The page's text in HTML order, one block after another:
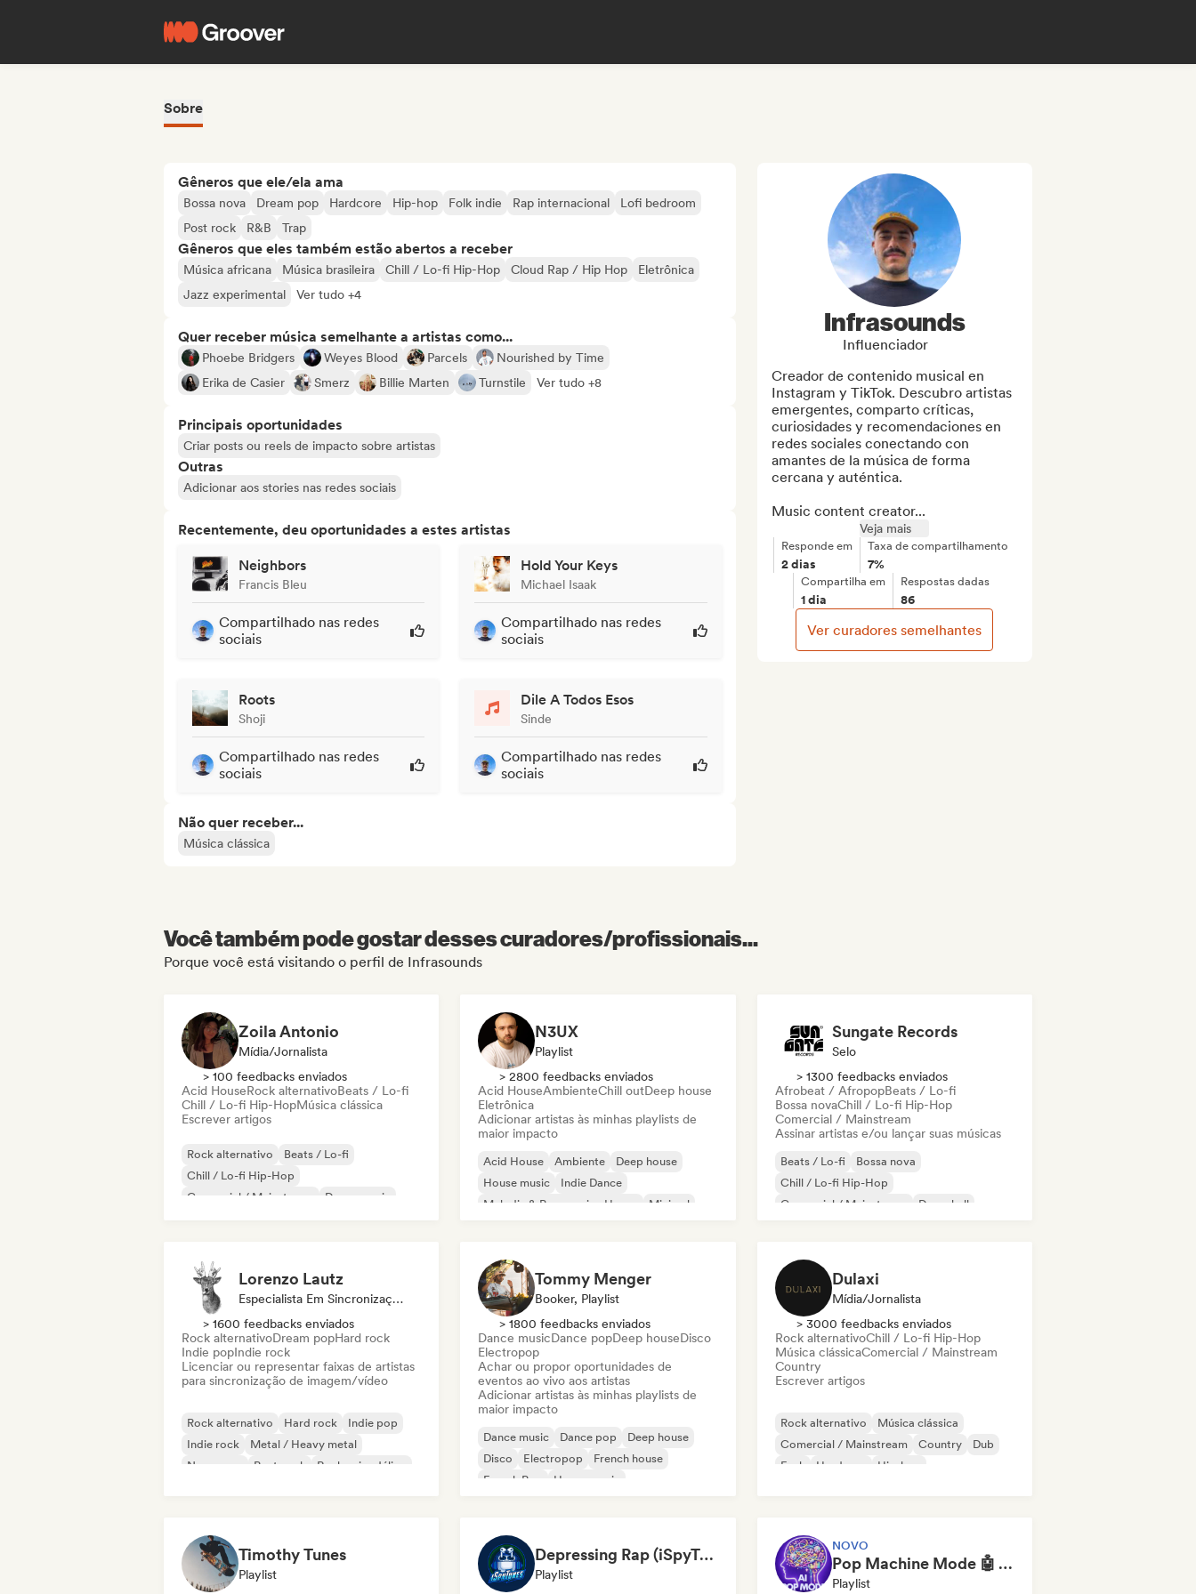
Sobre
Gêneros que ele/ela ama
Bossa nova Dream pop Hardcore Hip-hop Folk indie Rap internacional
Lofi bedroom
Post rock
R&B Trap
Gêneros que eles também estão abertos a receber
Música africana Música brasileira Chill / Lo-fi Hip-Hop Cloud Rap / Hip Hop
Eletrônica
Jazz experimental
Ver tudo +4
Quer receber música semelhante a artistas como...
Phoebe Bridgers Weyes Blood Parcels
Nourished by Time
Erika de Casier
Smerz Billie Marten Turnstile Ver tudo +8
Principais oportunidades
Criar posts ou reels de impacto sobre artistas
Outras
Adicionar aos stories nas redes sociais
Recentemente, deu oportunidades a estes artistas
Neighbors
Francis Bleu
Compartilhado nas redes
sociais
Hold Your Keys
Michael Isaak
Compartilhado nas redes
sociais
Roots
Shoji
Compartilhado nas redes
sociais
Dile A Todos Esos
Sinde
Compartilhado nas redes
sociais
Não quer receber...
Música clássica
Infrasounds
Influenciador
Creador de contenido musical en
Instagram y TikTok. Descubro artistas
emergentes, comparto críticas,
curiosidades y recomendaciones en
redes sociales conectando con
amantes de la música de forma
cercana y auténtica.
Music content creator...
Veja mais
Responde em
2 dias
Taxa de compartilhamento
7%
Compartilha em
1 dia
Respostas dadas
86
Ver curadores semelhantes
Você também pode gostar desses curadores/profissionais...
Porque você está visitando o perfil de Infrasounds
Zoila Antonio
Mídia/Jornalista
> 100 feedbacks enviados
Acid HouseRock alternativoBeats / Lo-fi
Chill / Lo-fi Hip-HopMúsica clássica
Escrever artigos
Rock alternativo
Beats / Lo-fi
Chill / Lo-fi Hip-Hop
Comercial / Mainstream
Dance music
N3UX
Playlist
> 2800 feedbacks enviados
Acid HouseAmbienteChill outDeep house
Eletrônica
Adicionar artistas às minhas playlists de
maior impacto
Acid House Ambiente
Deep house
House music
Indie Dance
Melodic & Progressive House
Minimal
Sungate Records
Selo
> 1300 feedbacks enviados
Afrobeat / AfropopBeats / Lo-fi
Bossa novaChill / Lo-fi Hip-Hop
Comercial / Mainstream
Assinar artistas e/ou lançar suas músicas
Beats / Lo-fi
Bossa nova
Chill / Lo-fi Hip-Hop
Comercial / Mainstream
Dancehall
Lorenzo Lautz
Especialista Em Sincronização
> 1600 feedbacks enviados
Rock alternativoDream popHard rock
Indie popIndie rock
Licenciar ou representar faixas de artistas
para sincronização de imagem/vídeo
Rock alternativo Hard rock
Indie pop
Indie rock
Metal / Heavy metal
New wave
Post punk Rock psicodélico
Tommy Menger
Booker, Playlist
> 1800 feedbacks enviados
Dance musicDance popDeep houseDisco
Electropop
Achar ou propor oportunidades de
eventos ao vivo aos artistas
Adicionar artistas às minhas playlists de
maior impacto
Dance music Dance pop
Deep house
Disco
Electropop
French house
French Pop
House music
Dulaxi
Mídia/Jornalista
> 3000 feedbacks enviados
Rock alternativoChill / Lo-fi Hip-Hop
Música clássicaComercial / Mainstream
Country
Escrever artigos
Rock alternativo
Música clássica
Comercial / Mainstream
Country
Dub
Funk
Hardcore Hip-hop
Timothy Tunes
Playlist
Depressing Rap (iSpyTunes)
Playlist
NOVO
Pop Machine Mode 🤖 AI Music, Indie Pop & Dream Pop
Playlist